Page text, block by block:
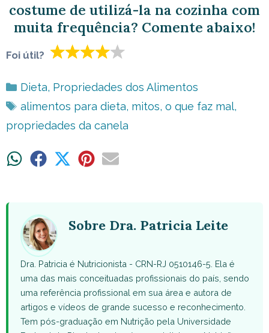
costume de utilizá-la na cozinha com
muita frequência? Comente abaixo!
Foi útil?
Categorias
Dieta, Propriedades dos Alimentos
Tags
alimentos para dieta, mitos, o que faz mal,
propriedades da canela
ShareShare ShareShareShare
Sobre Dra. Patricia Leite
Dra. Patricia é Nutricionista - CRN-RJ 0510146-5. Ela é
uma das mais conceituadas profissionais do país, sendo
uma referência profissional em sua área e autora de
artigos e vídeos de grande sucesso e reconhecimento.
Tem pós-graduação em Nutrição pela Universidade